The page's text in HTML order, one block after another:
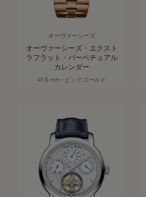
オーヴァーシーズ
オーヴァーシーズ・エクスト
ラフラット・パーペチュアル
カレンダー
41.5 mm - ピンクゴールド